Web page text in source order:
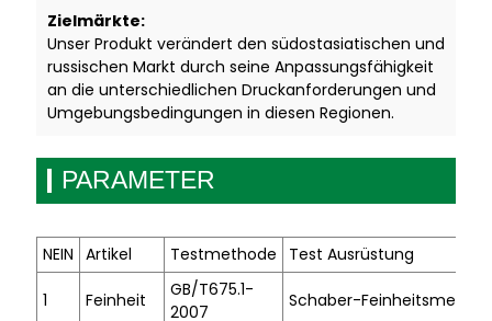
Zielmärkte:
Unser Produkt verändert den südostasiatischen und
russischen Markt durch seine Anpassungsfähigkeit
an die unterschiedlichen Druckanforderungen und
Umgebungsbedingungen in diesen Regionen.
PARAMETER
NEIN Artikel Testmethode Test Ausrüstung
1 Feinheit
GB/T675.1-
2007
Schaber-Feinheitsmesser